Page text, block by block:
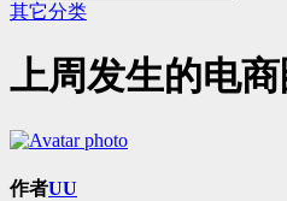
其它分类
上周发生的电
作者UU